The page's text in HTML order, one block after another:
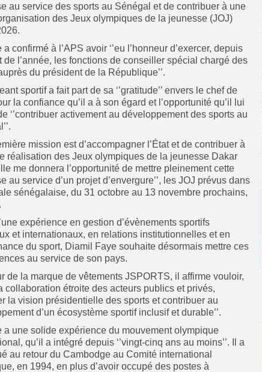
au service des sports au Sénégal et de contribuer à une
des Jeux olympiques de la jeunesse (JOJ)
a confirmé à l’APS avoir ‘’eu l’honneur d’exercer, depuis
de l’année, les fonctions de conseiller spécial chargé des
du président de la République’’.
sportif a fait part de sa ‘’gratitude’’ envers le chef de
la confiance qu’il a à son égard et l’opportunité qu’il lui
‘’contribuer activement au développement des sports au
mission est d’accompagner l’État et de contribuer à
réalisation des Jeux olympiques de la jeunesse Dakar
me donnera l’opportunité de mettre pleinement cette
au service d’un projet d’envergure’’, les JOJ prévus dans
sénégalaise, du 31 octobre au 13 novembre prochains,
expérience en gestion d’évènements sportifs
et internationaux, en relations institutionnelles et en
du sport, Diamil Faye souhaite désormais mettre ces
au service de son pays.
de la marque de vêtements JSPORTS, il affirme vouloir,
collaboration étroite des acteurs publics et privés,
la vision présidentielle des sports et contribuer au
d’un écosystème sportif inclusif et durable’’.
a une solide expérience du mouvement olympique
qu’il a intégré depuis ‘’vingt-cinq ans au moins’’. Il a
au retour du Cambodge au Comité international
en 1994, en plus d’avoir occupé des postes à